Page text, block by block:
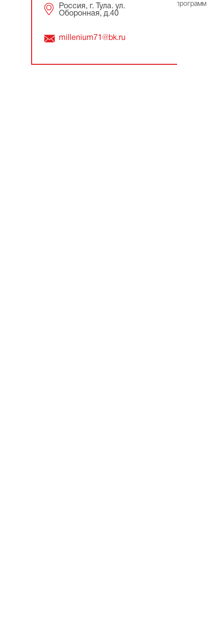
Россия, г. Тула. ул.
Оборонная, д.40
millenium71@bk.ru
программ